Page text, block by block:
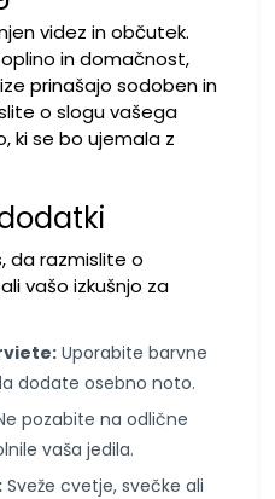
videz in občutek.
in domačnost,
prinašajo sodoben in
o slogu vašega
ki se bo ujemala z
da razmislite o
vašo izkušnjo za
Uporabite barvne
dodate osebno noto.
pozabite na odlične
vaša jedila.
Sveže cvetje, svečke ali